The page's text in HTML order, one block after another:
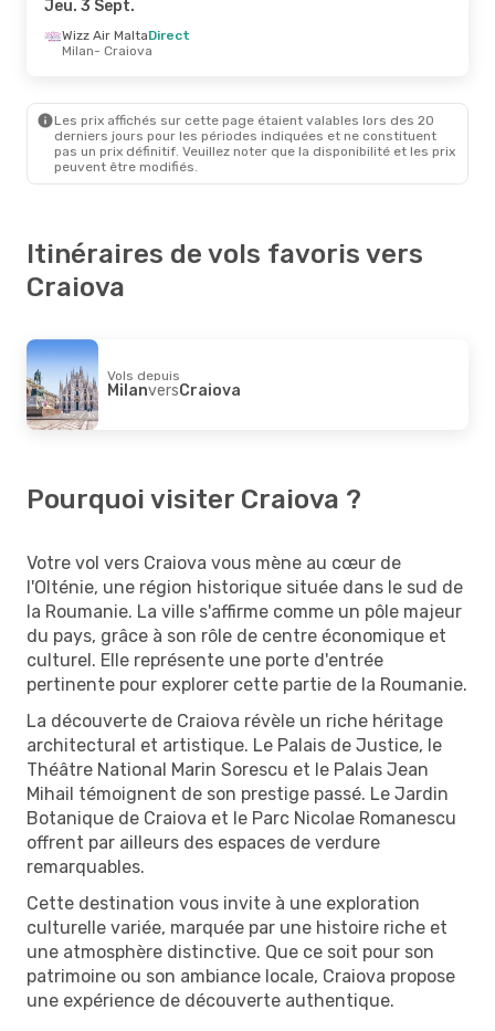
Jeu. 3 Sept.
Wizz Air MaltaDirect
Milan- Craiova
Les prix affichés sur cette page étaient valables lors des 20
derniers jours pour les périodes indiquées et ne constituent
pas un prix définitif. Veuillez noter que la disponibilité et les prix
peuvent être modifiés.
Itinéraires de vols favoris vers
Craiova
Vols depuis
MilanversCraiova
Pourquoi visiter Craiova ?
Votre vol vers Craiova vous mène au cœur de
l'Olténie, une région historique située dans le sud de
la Roumanie. La ville s'affirme comme un pôle majeur
du pays, grâce à son rôle de centre économique et
culturel. Elle représente une porte d'entrée
pertinente pour explorer cette partie de la Roumanie.
La découverte de Craiova révèle un riche héritage
architectural et artistique. Le Palais de Justice, le
Théâtre National Marin Sorescu et le Palais Jean
Mihail témoignent de son prestige passé. Le Jardin
Botanique de Craiova et le Parc Nicolae Romanescu
offrent par ailleurs des espaces de verdure
remarquables.
Cette destination vous invite à une exploration
culturelle variée, marquée par une histoire riche et
une atmosphère distinctive. Que ce soit pour son
patrimoine ou son ambiance locale, Craiova propose
une expérience de découverte authentique.